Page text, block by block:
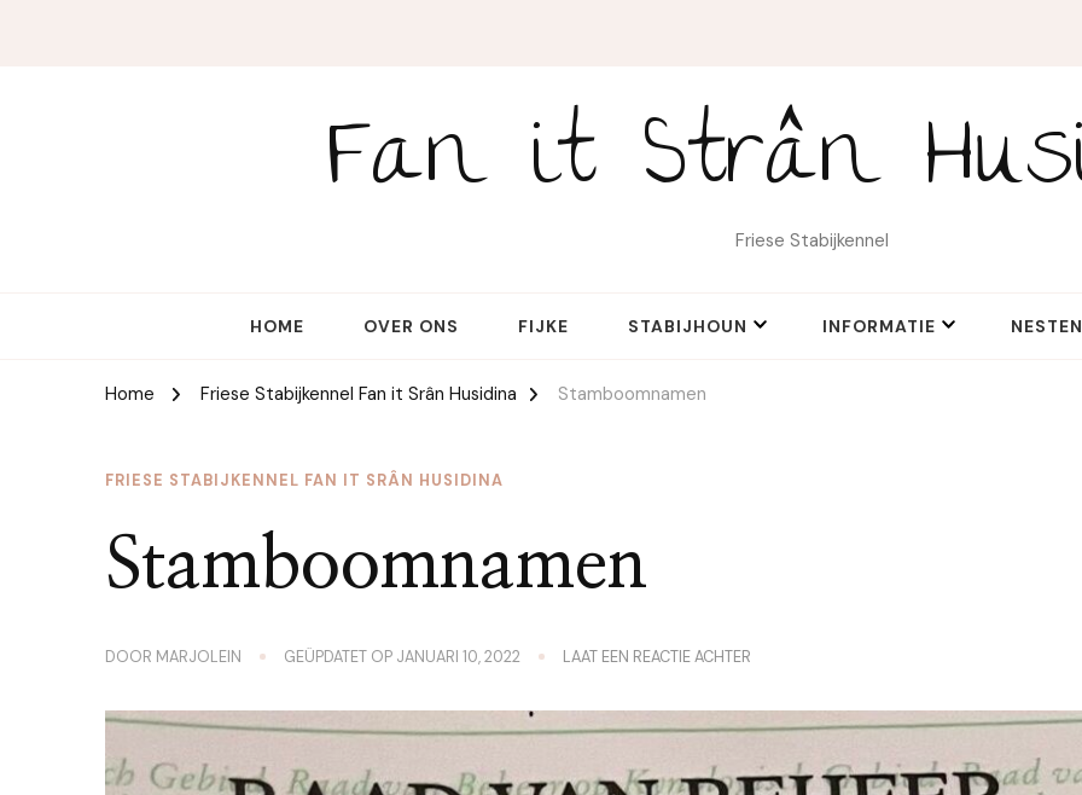
Fan it Strân
Friese Stabijkennel
HOME OVER ONS FIJKE STABIJHOUN INFORMATIE NESTEN
Home Friese Stabijkennel Fan it Srân Husidina Stamboomnamen
FRIESE STABIJKENNEL FAN IT SRÂN HUSIDINA
Stamboomnamen
DOOR MARJOLEIN GEÜPDATET OP JANUARI 10, 2022 LAAT EEN REACTIE ACHTER